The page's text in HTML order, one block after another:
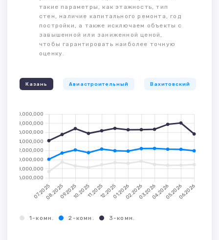
такие параметры, как этажность, тип
стен, наличие капитального ремонта, год
постройки, а также исключаем объекты с
завышенной или заниженной ценой,
чтобы гарантировать наиболее точную
оценку.
Казань Авиастроительный Вахитовский
1-комн. 2-комн. 3-комн.